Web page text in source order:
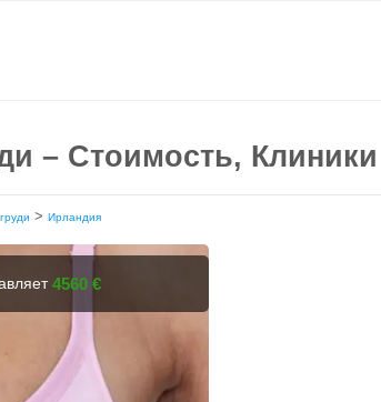
– Стоимость,
> Ирландия
4560 €